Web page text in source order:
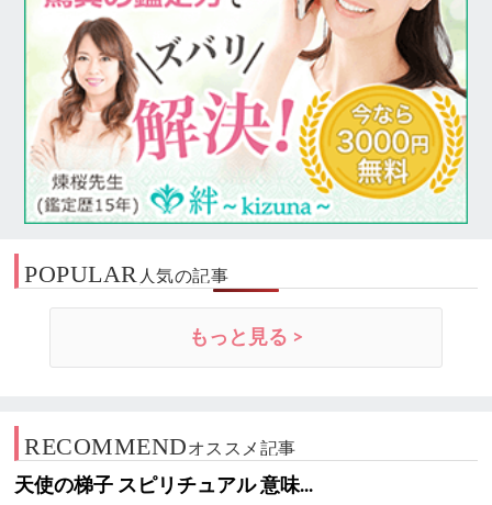
POPULAR人気の記事
もっと見る >
RECOMMENDオススメ記事
天使の梯子 スピリチュアル 意味...